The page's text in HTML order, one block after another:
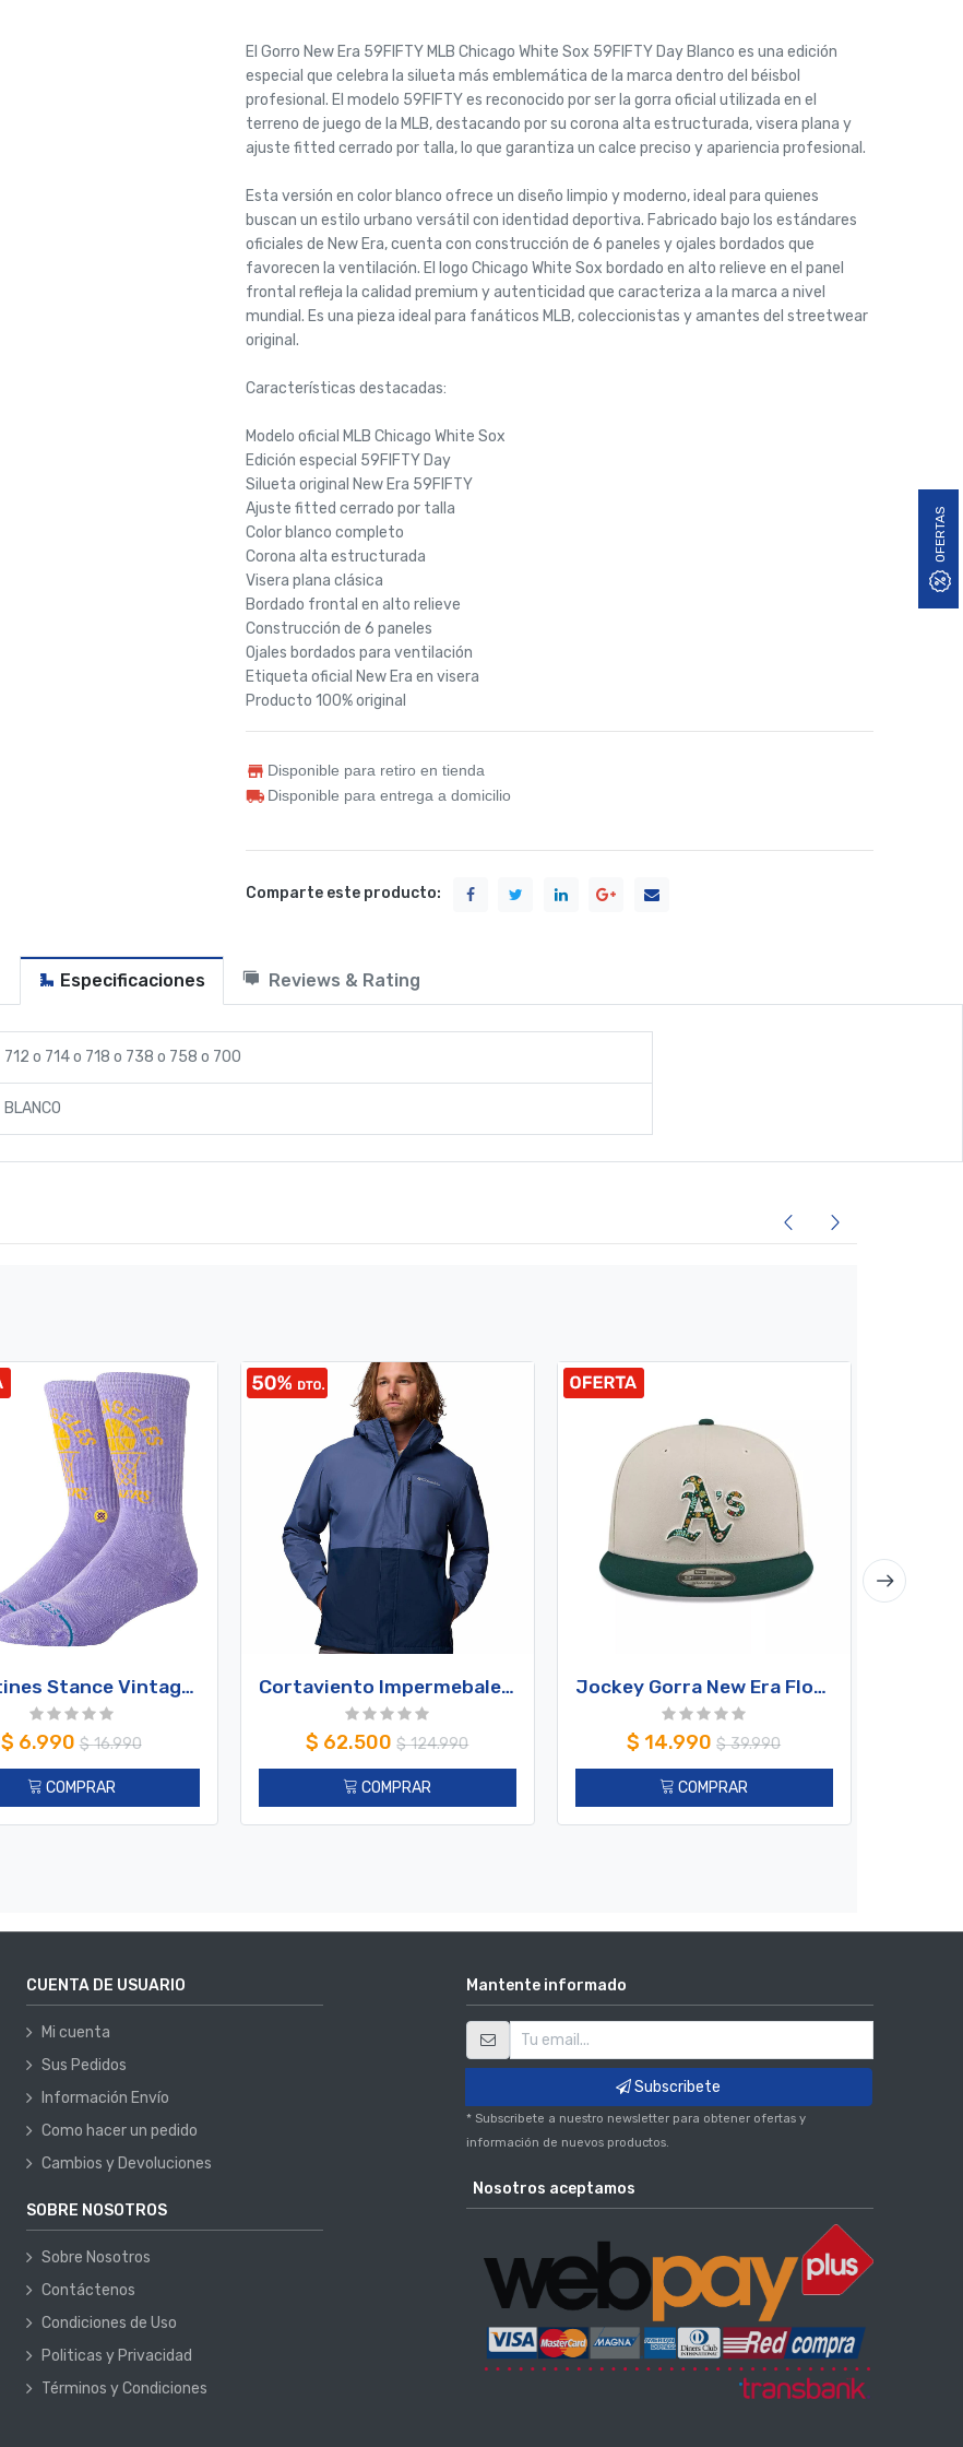
OFERTAS
El Gorro New Era 59FIFTY MLB Chicago White Sox 59FIFTY Day Blanco es una edición
especial que celebra la silueta más emblemática de la marca dentro del béisbol
profesional. El modelo 59FIFTY es reconocido por ser la gorra oficial utilizada en el
terreno de juego de la MLB, destacando por su corona alta estructurada, visera plana y
ajuste fitted cerrado por talla, lo que garantiza un calce preciso y apariencia profesional.
Esta versión en color blanco ofrece un diseño limpio y moderno, ideal para quienes
buscan un estilo urbano versátil con identidad deportiva. Fabricado bajo los estándares
oficiales de New Era, cuenta con construcción de 6 paneles y ojales bordados que
favorecen la ventilación. El logo Chicago White Sox bordado en alto relieve en el panel
frontal refleja la calidad premium y autenticidad que caracteriza a la marca a nivel
mundial. Es una pieza ideal para fanáticos MLB, coleccionistas y amantes del streetwear
original.
Características destacadas:
Modelo oficial MLB Chicago White Sox
Edición especial 59FIFTY Day
Silueta original New Era 59FIFTY
Ajuste fitted cerrado por talla
Color blanco completo
Corona alta estructurada
Visera plana clásica
Bordado frontal en alto relieve
Construcción de 6 paneles
Ojales bordados para ventilación
Etiqueta oficial New Era en visera
Producto 100% original
Disponible para retiro en tienda
Disponible para entrega a domicilio
Comparte este producto:
Especificaciones Reviews & Rating
712 o 714o 718 o 738 o 758 o 700
BLANCO
Calcetines Stance Vintage Los Angeles Lakers Purple
$ 6.990 $16.990
COMPRAR
Cortaviento Impermebale Hombre Columbia Hikebound II Jacket
$ 62.500 $124.990
COMPRAR
Jockey Gorra New Era Floral Fill MLB Oakland Athletics Stone
$ 14.990 $39.990
COMPRAR
CUENTA DE USUARIO
Mi cuenta
Sus Pedidos
Información Envío
Como hacer un pedido
Cambios y Devoluciones
SOBRE NOSOTROS
Sobre Nosotros
Contáctenos
Condiciones de Uso
Politicas y Privacidad
Términos y Condiciones
Mantente informado
Subscribete
* Subscribete a nuestro newsletter para obtener ofertas y
información de nuevos productos.
Nosotros aceptamos